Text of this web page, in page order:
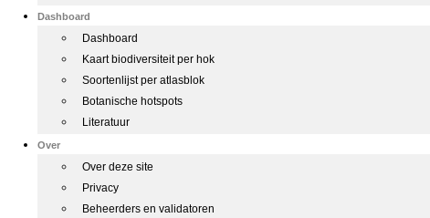
Dashboard
Dashboard
Kaart biodiversiteit per hok
Soortenlijst per atlasblok
Botanische hotspots
Literatuur
Over
Over deze site
Privacy
Beheerders en validatoren